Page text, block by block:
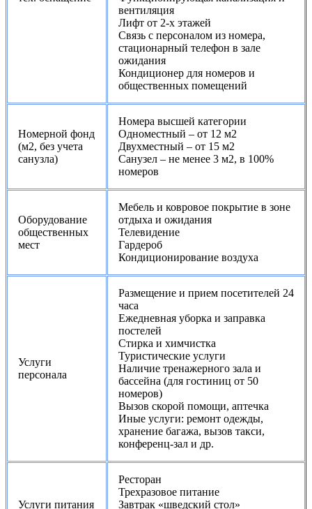
вентиляция
Лифт от 2-х этажей
Связь с персоналом из номера,
стационарный телефон в зале
ожидания
Кондиционер для номеров и
общественных помещений
Номерной фонд
(м2, без учета
санузла)
Номера высшей категории
Одноместный – от 12 м2
Двухместный – от 15 м2
Санузел – не менее 3 м2, в 100%
номеров
Оборудование
общественных
мест
Мебель и ковровое покрытие в зоне
отдыха и ожидания
Телевидение
Гардероб
Кондиционирование воздуха
Услуги
персонала
Размещение и прием посетителей 24
часа
Ежедневная уборка и заправка
постелей
Стирка и химчистка
Туристические услуги
Наличие тренажерного зала и
бассейна (для гостиниц от 50
номеров)
Вызов скорой помощи, аптечка
Иные услуги: ремонт одежды,
хранение багажа, вызов такси,
конференц-зал и др.
Услуги питания
Ресторан
Трехразовое питание
Завтрак «шведский стол»